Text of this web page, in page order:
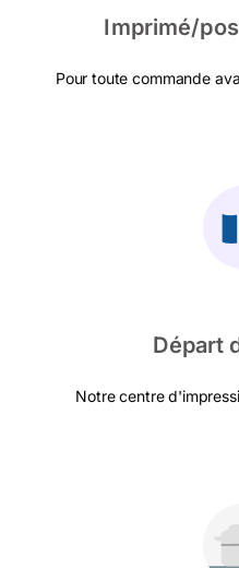
Imprimé/
Pour toute commande
Départ
Notre centre